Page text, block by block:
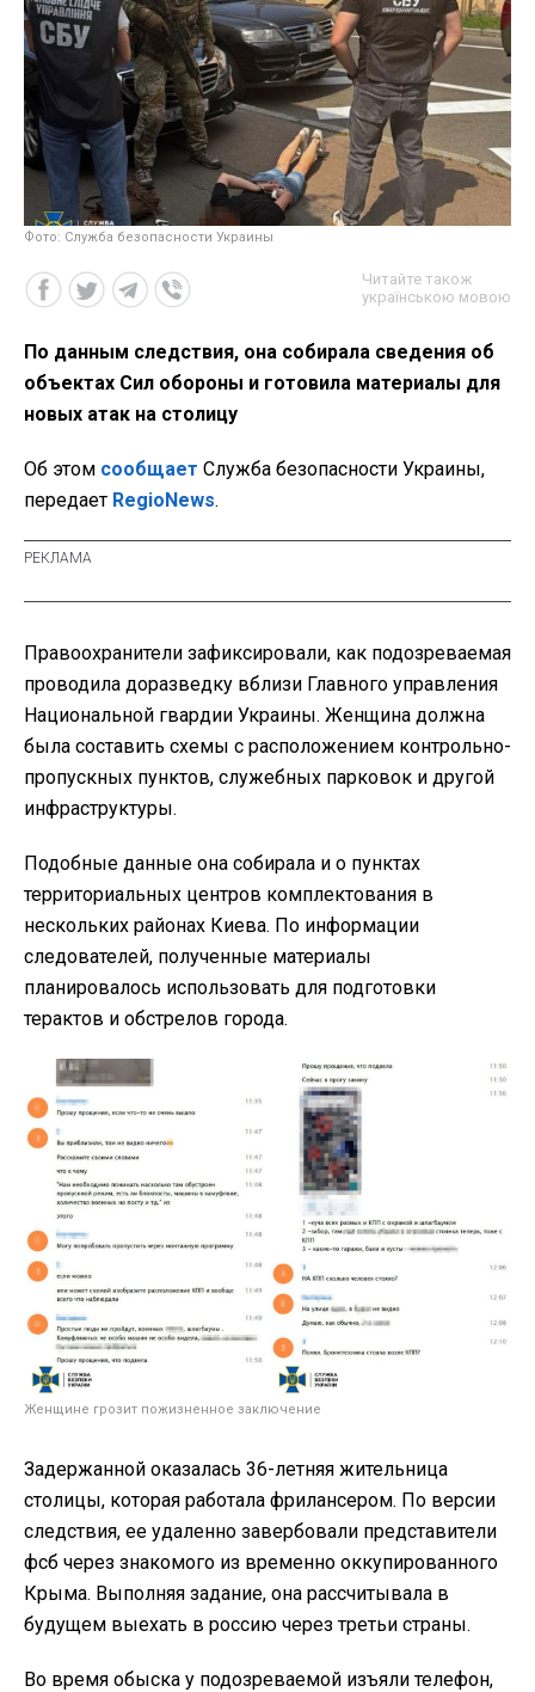
Фото: Служба безопасности Украины
Читайте також
українською мовою
По данным следствия, она собирала сведения об
объектах Сил обороны и готовила материалы для
новых атак на столицу
Об этом сообщает Служба безопасности Украины,
передает RegioNews.
Правоохранители зафиксировали, как подозреваемая
проводила доразведку вблизи Главного управления
Национальной гвардии Украины. Женщина должна
была составить схемы с расположением контрольно-
пропускных пунктов, служебных парковок и другой
инфраструктуры.
Подобные данные она собирала и о пунктах
территориальных центров комплектования в
нескольких районах Киева. По информации
следователей, полученные материалы
планировалось использовать для подготовки
терактов и обстрелов города.
Женщине грозит пожизненное заключение
Задержанной оказалась 36-летняя жительница
столицы, которая работала фрилансером. По версии
следствия, ее удаленно завербовали представители
фсб через знакомого из временно оккупированного
Крыма. Выполняя задание, она рассчитывала в
будущем выехать в россию через третьи страны.
Во время обыска у подозреваемой изъяли телефон,